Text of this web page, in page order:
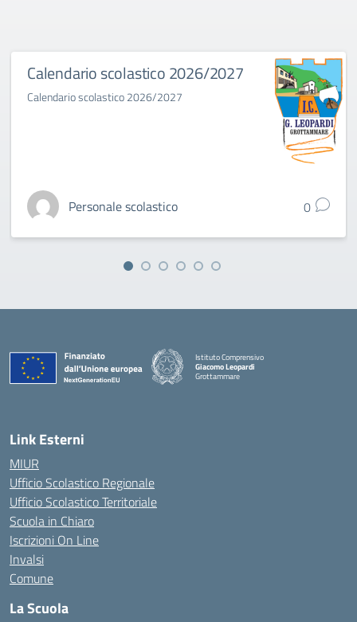
Calendario scolastico 2026/2027
Calendario scolastico 2026/2027
Personale scolastico 0
Istituto Comprensivo
Giacomo Leopardi
Grottammare
Link Esterni
MIUR
Ufficio Scolastico Regionale
Ufficio Scolastico Territoriale
Scuola in Chiaro
Iscrizioni On Line
Invalsi
Comune
La Scuola